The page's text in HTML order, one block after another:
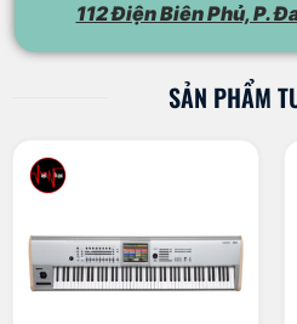
112 Điện Biên Phủ, P.
SẢN PHẨM